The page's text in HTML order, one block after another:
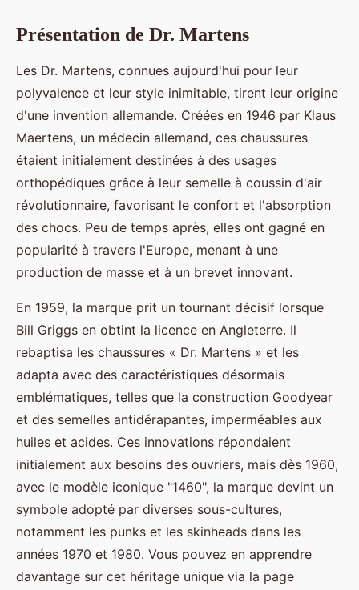
Présentation de Dr. Martens
Les Dr. Martens, connues aujourd'hui pour leur
polyvalence et leur style inimitable, tirent leur origine
d'une invention allemande. Créées en 1946 par Klaus
Maertens, un médecin allemand, ces chaussures
étaient initialement destinées à des usages
orthopédiques grâce à leur semelle à coussin d'air
révolutionnaire, favorisant le confort et l'absorption
des chocs. Peu de temps après, elles ont gagné en
popularité à travers l'Europe, menant à une
production de masse et à un brevet innovant.
En 1959, la marque prit un tournant décisif lorsque
Bill Griggs en obtint la licence en Angleterre. Il
rebaptisa les chaussures « Dr. Martens » et les
adapta avec des caractéristiques désormais
emblématiques, telles que la construction Goodyear
et des semelles antidérapantes, imperméables aux
huiles et acides. Ces innovations répondaient
initialement aux besoins des ouvriers, mais dès 1960,
avec le modèle iconique "1460", la marque devint un
symbole adopté par diverses sous-cultures,
notamment les punks et les skinheads dans les
années 1970 et 1980. Vous pouvez en apprendre
davantage sur cet héritage unique via la page